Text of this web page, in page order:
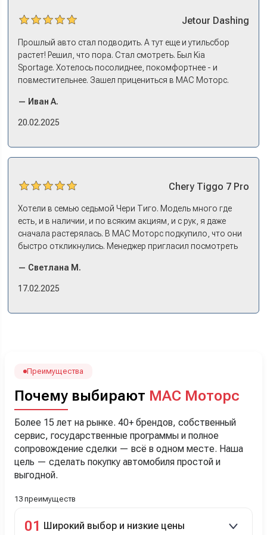
Jetour Dashing
Прошлый авто стал подводить. А тут еще и утильсбор
растет! Решил, что пора. Стал смотреть. Был Kia
Sportage. Хотелось посолиднее, покомфортнее - и
повместительнее. Зашел прицениться в МАС Моторс.
и прям мое! Даже не скажешь, что «китаец». Прям не
вылезая из него и порешали. Спортэйдж в трейд-ин
— Иван А.
20.02.2025
Chery Tiggo 7 Pro
Хотели в семью седьмой Чери Тиго. Модель много где
есть, и в наличии, и по всяким акциям, и с рук, я даже
сначала растерялась. В МАС Моторс подкупило, что они
быстро откликнулись. Менеджер пригласил посмотреть
примериться. Нам тут недалеко, пришли в салон - и в тот
же день купили машину! Неожиданно, но довольны! Все
менеджеру Сергею, профессионал своего дела!
— Светлана М.
17.02.2025
Преимущества
Почему выбирают МАС Моторс
Более 15 лет на рынке. 40+ брендов, собственный
сервис, государственные программы и полное
сопровождение сделки — всё в одном месте. Наша
цель — сделать покупку автомобиля простой и
выгодной.
13 преимуществ
01 Широкий выбор и низкие цены